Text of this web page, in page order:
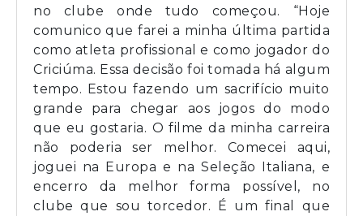
no clube onde tudo começou. “Hoje
comunico que farei a minha última partida
como atleta profissional e como jogador do
Criciúma. Essa decisão foi tomada há algum
tempo. Estou fazendo um sacrifício muito
grande para chegar aos jogos do modo
que eu gostaria. O filme da minha carreira
não poderia ser melhor. Comecei aqui,
joguei na Europa e na Seleção Italiana, e
encerro da melhor forma possível, no
clube que sou torcedor. É um final que